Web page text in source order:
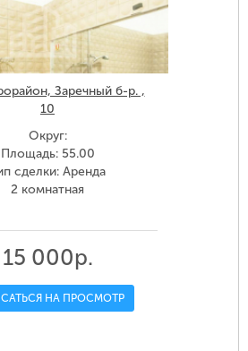
Заречный б-р. ,
10
Округ:
Площадь: 55.00
сделки: Аренда
2 комнатная
15 000р.
НА ПРОСМОТР